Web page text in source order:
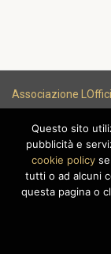
Associazione
Questo sito
pubblicità e
cookie policyse
tutti o ad alcuni
questa pagina o